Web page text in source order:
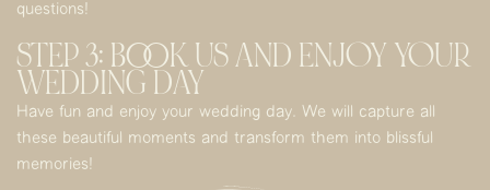
questions!
STEP 3: BOOK US AND ENJOY YOUR
WEDDING DAY
Have fun and enjoy your wedding day. We will capture all
these beautiful moments and transform them into blissful
memories!